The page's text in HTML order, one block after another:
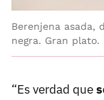
Berenjena asada,
negra. Gran plato.
“Es verdad que